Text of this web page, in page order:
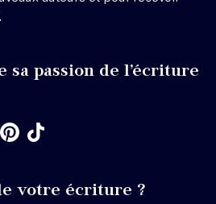
sa passion de l’écriture
votre écriture ?